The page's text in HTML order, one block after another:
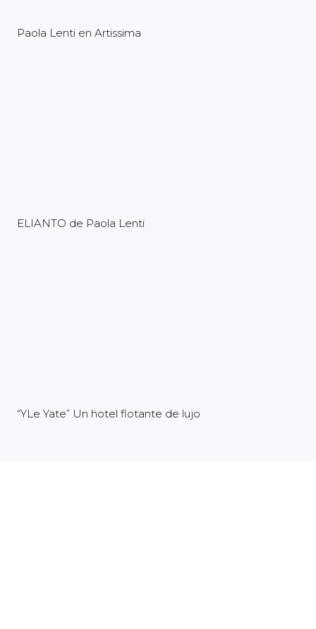
Paola Lenti en Artissima
ELIANTO de Paola Lenti
“YLe Yate” Un hotel flotante de lujo